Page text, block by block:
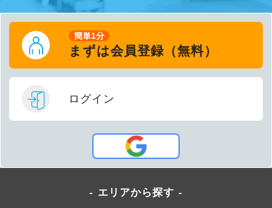
簡単1分
まずは会員登録（無料）
ログイン
エリアから探す